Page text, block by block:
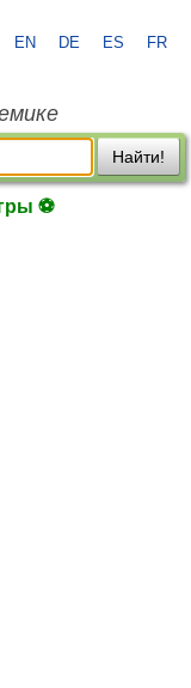
EN DE ES FR
Найти!
⚽